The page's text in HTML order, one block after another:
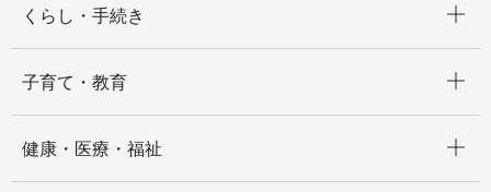
くらし・手続き
子育て・教育
健康・医療・福祉